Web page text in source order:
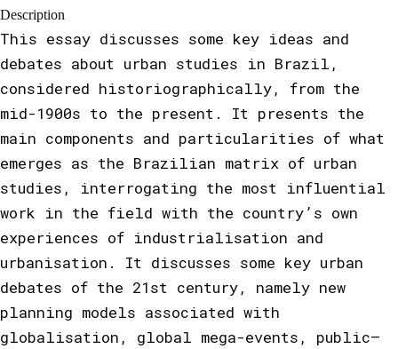
Description
This essay discusses some key ideas and
debates about urban studies in Brazil,
considered historiographically, from the
mid-1900s to the present. It presents the
main components and particularities of what
emerges as the Brazilian matrix of urban
studies, interrogating the most influential
work in the field with the country’s own
experiences of industrialisation and
urbanisation. It discusses some key urban
debates of the 21st century, namely new
planning models associated with
globalisation, global mega-events, public–